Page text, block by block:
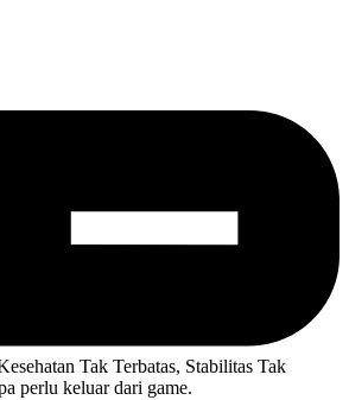
Tak Terbatas, Stabilitas Tak
perlu keluar dari game.